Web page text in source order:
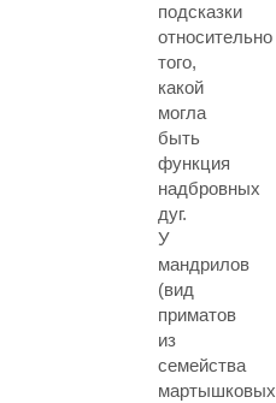
подсказки
относительно
того,
какой
могла
быть
функция
надбровных
дуг.
У
мандрилов
(вид
приматов
из
семейства
мартышковых